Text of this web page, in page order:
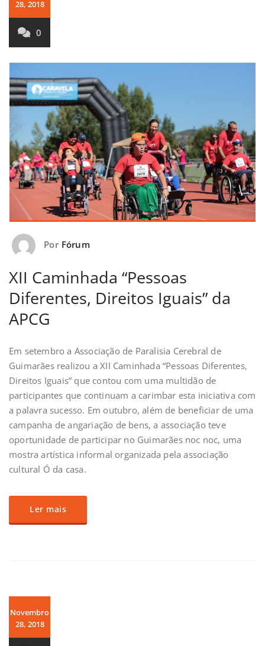
28, 2018
0
Por Fórum
XII Caminhada “Pessoas
Diferentes, Direitos Iguais” da
APCG
Em setembro a Associação de Paralisia Cerebral de
Guimarães realizou a XII Caminhada “Pessoas Diferentes,
Direitos Iguais” que contou com uma multidão de
participantes que continuam a carimbar esta iniciativa com
a palavra sucesso. Em outubro, além de beneficiar de uma
campanha de angariação de bens, a associação teve
oportunidade de participar no Guimarães noc noc, uma
mostra artística informal organizada pela associação
cultural Ó da casa.
Ler mais
Novembro
28, 2018